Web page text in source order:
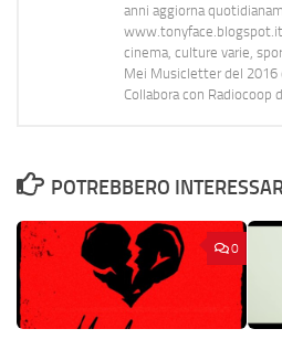
anni aggiorna
www.tonyface.blogspot.it
cinema, culture varie,
Mei Musicletter del 2016
Collabora con Radiocoop
POTREBBERO
0